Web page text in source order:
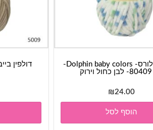
דולפין קולורס- Dolphin baby colors-
₪24.00
הוסף לסל